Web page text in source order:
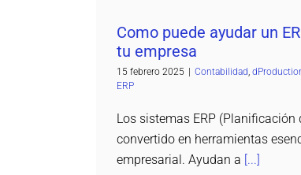
Como puede ayudar un
tu empresa
15 febrero 2025 Contabilidad,
ERP
Los sistemas ERP (Planificación
convertido en herramientas
empresarial. Ayudan a [...]